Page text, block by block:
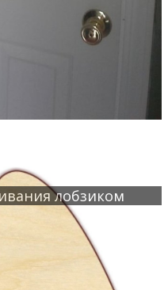
лобзиком